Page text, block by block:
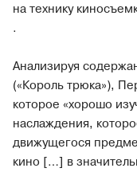
на технику
.
Анализируя
(«Король трюка»),
которое «хорошо
наслаждения,
движущегося
кино […] в